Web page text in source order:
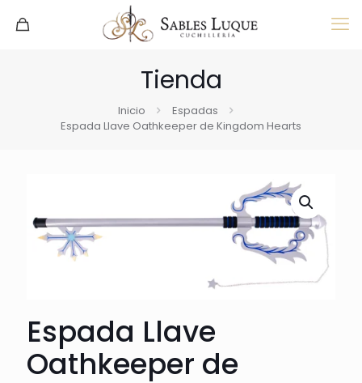
Tienda
Inicio
Espadas
Espada Llave Oathkeeper de Kingdom Hearts
Espada Llave
Oathkeeper de